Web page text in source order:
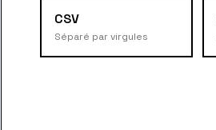
CSV
Séparé par virgules